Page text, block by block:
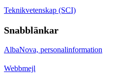
Teknikvetenskap (SCI)
Snabblänkar
AlbaNova, personalinformation
Webbmejl